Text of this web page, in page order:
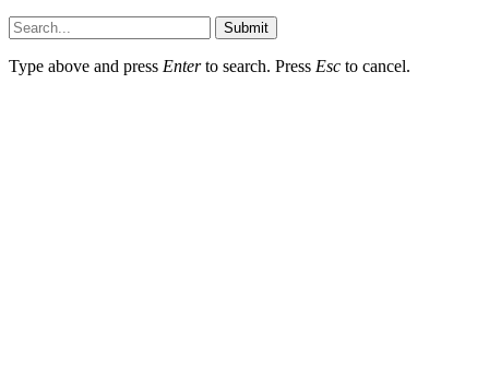
Submit
Type above and press Enterto search. Press Esc to cancel.